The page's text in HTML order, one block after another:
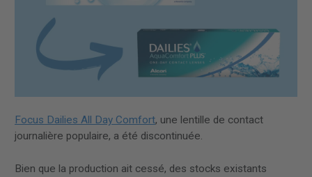
Focus Dailies All Day Comfort, une lentille de contact
journalière populaire, a été discontinuée.
Bien que la production ait cessé, des stocks existants